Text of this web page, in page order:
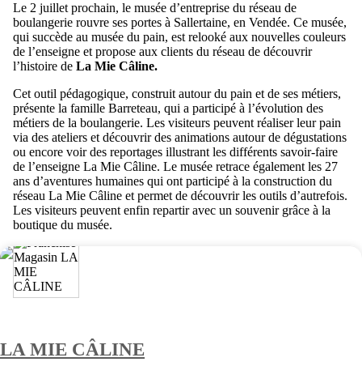
Le 2 juillet prochain, le musée d’entreprise du réseau de
boulangerie rouvre ses portes à Sallertaine, en Vendée. Ce musée,
qui succède au musée du pain, est relooké aux nouvelles couleurs
de l’enseigne et propose aux clients du réseau de découvrir
l’histoire de La Mie Câline.
Cet outil pédagogique, construit autour du pain et de ses métiers,
présente la famille Barreteau, qui a participé à l’évolution des
métiers de la boulangerie. Les visiteurs peuvent réaliser leur pain
via des ateliers et découvrir des animations autour de dégustations
ou encore voir des reportages illustrant les différents savoir-faire
de l’enseigne La Mie Câline. Le musée retrace également les 27
ans d’aventures humaines qui ont participé à la construction du
réseau La Mie Câline et permet de découvrir les outils d’autrefois.
Les visiteurs peuvent enfin repartir avec un souvenir grâce à la
boutique du musée.
LA MIE CÂLINE